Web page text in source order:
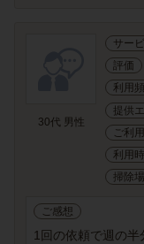
30代 男性
サー
評価
利用
提供
ご利
利用時
掃除
ご感想
1回の依頼で週の